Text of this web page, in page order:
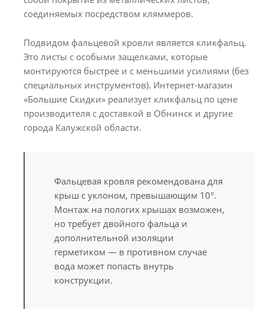
соединяемых посредством кляммеров.
Подвидом фальцевой кровли является кликфальц.
Это листы с особыми защелками, которые
монтируются быстрее и с меньшими усилиями (без
специальных инструментов). Интернет-магазин
«Большие Скидки» реализует кликфальц по цене
производителя с доставкой в Обнинск и другие
города Калужской области.
Фальцевая кровля рекомендована для
крыш с уклоном, превышающим 10°.
Монтаж на пологих крышах возможен,
но требует двойного фальца и
дополнительной изоляции
герметиком — в противном случае
вода может попасть внутрь
конструкции.